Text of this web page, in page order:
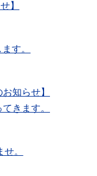
】
す。
知らせ】
きます。
。